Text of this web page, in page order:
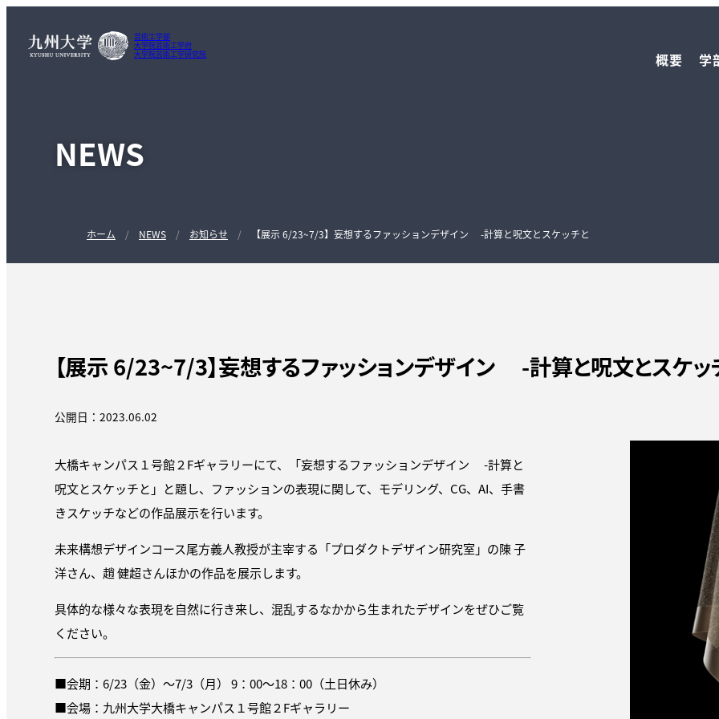
芸術工学部
大学院芸術工学府
大学院芸術工学研究院
概要 学
NEWS
ホーム NEWS お知らせ 【展示 6/23~7/3】妄想するファッションデザイン -計算と呪文とスケッチと
【展示 6/23~7/3】妄想するファッションデザイン -計算と呪文とスケッ
公開日：2023.06.02
大橋キャンパス１号館２Fギャラリーにて、「妄想するファッションデザイン -計算と
呪文とスケッチと」と題し、ファッションの表現に関して、モデリング、CG、AI、手書
きスケッチなどの作品展示を行います。
未来構想デザインコース尾方義人教授が主宰する「プロダクトデザイン研究室」の陳 子
洋さん、趙 健超さんほかの作品を展示します。
具体的な様々な表現を自然に行き来し、混乱するなかから生まれたデザインをぜひご覧
ください。
■会期：6/23（金）～7/3（月） 9：00～18 ： 00 （土日休み）
■会場：九州大学大橋キャンパス１号館２Fギャラリー